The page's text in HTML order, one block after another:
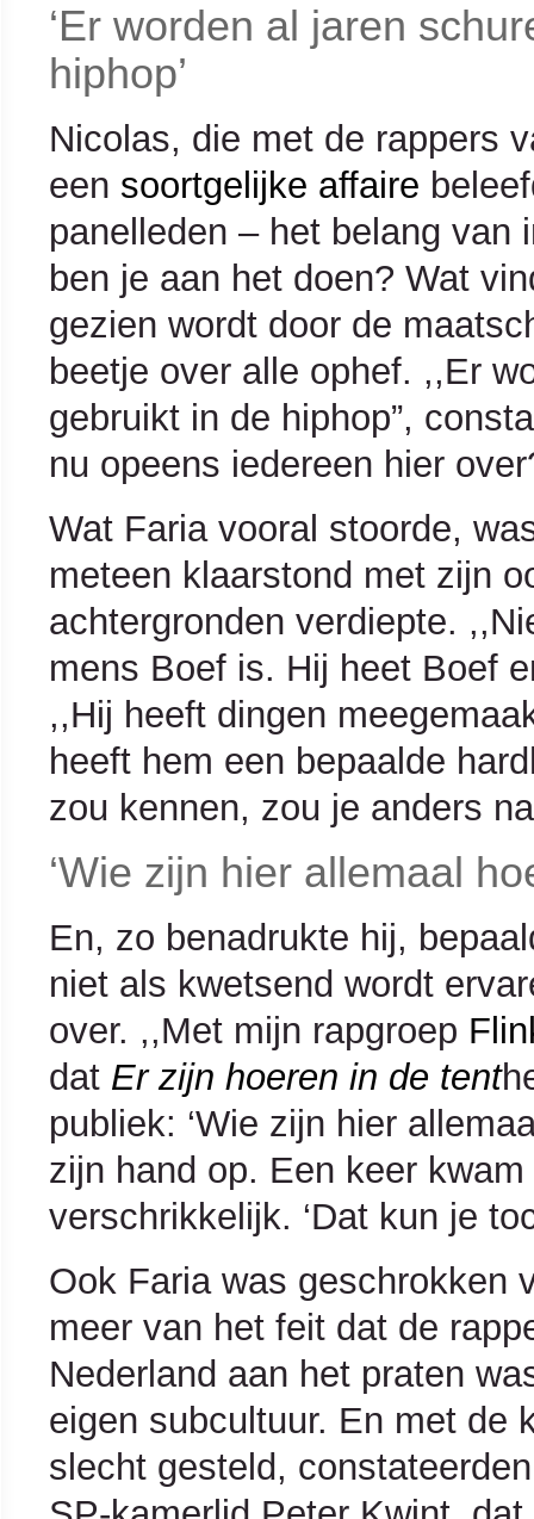
‘Er worden al jaren
hiphop’
Nicolas, die met de rappers
een soortgelijke affaire
panelleden – het belang van
ben je aan het doen? Wat
gezien wordt door de
beetje over alle ophef. ,,Er
gebruikt in de hiphop”,
nu opeens iedereen hier
Wat Faria vooral stoorde,
meteen klaarstond met zijn
achtergronden verdiepte.
mens Boef is. Hij heet Boef
,,Hij heeft dingen
heeft hem een bepaalde
zou kennen, zou je anders
‘Wie zijn hier allemaal
En, zo benadrukte hij,
niet als kwetsend wordt
over. ,,Met mijn rapgroep
dat Er zijn hoeren in de tent
publiek: ‘Wie zijn hier
zijn hand op. Een keer
verschrikkelijk. ‘Dat kun je
Ook Faria was geschrokken
meer van het feit dat de
Nederland aan het praten
eigen subcultuur. En met de
slecht gesteld,